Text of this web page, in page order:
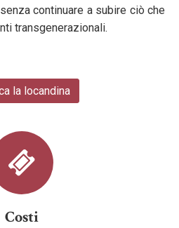
continuare a subire ciò che
transgenerazionali.
la locandina
Costi